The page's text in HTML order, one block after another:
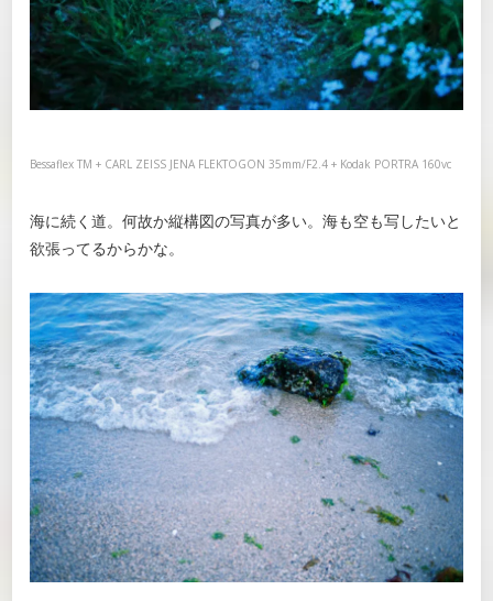
Bessaflex TM + CARL ZEISS JENA FLEKTOGON 35mm/F2.4 + Kodak PORTRA 160vc
海に続く道。何故か縦構図の写真が多い。海も空も写したいと
欲張ってるからかな。